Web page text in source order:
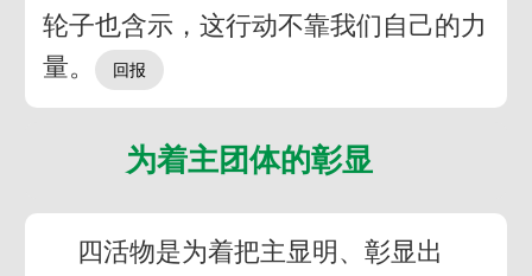
轮子也含示，这行动不靠我们自己的力
量。
为着主团体的彰显
四活物是为着把主显明、彰显出